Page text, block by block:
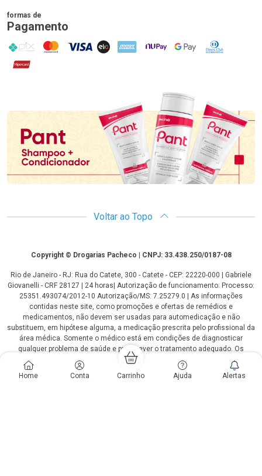
Home Conta Carrinho Ajuda Alertas
formas de
Pagamento
PIX MasterCard
VISA ELO AMEX NuPay Google PayDiners Club
Hipercard
Voltar ao Topo
CopyrightCopyright © Drogarias Pacheco | CNPJ: 33.438.250/0187-08
Rio de Janeiro - RJ: Rua do Catete, 300 - Catete - CEP: 22220-000 | Gabriele
Giovanelli - CRF 28127 | 24 horas| Autorização de funcionamento: Processo:
25351.493074/2012-10 Autorização/MS: 7.25279.0 | As informações
contidas neste site, como promoções e ofertas de remédios e
medicamentos, não devem ser usadas para automedicação e não
substituem, em hipótese alguma, a medicação prescrita pelo profissional da
área médica. Somente o médico está em condições de diagnosticar
qualquer problema de saúde e prescrever o tratamento adequado. Os
preços e as promoções são válidos apenas para compras via internet. As
fotos contidas em nosso site são meramente ilustrativas. *Preços e
disponibilidade sujeitos a alterações no decorrer do dia. Antibióticos e